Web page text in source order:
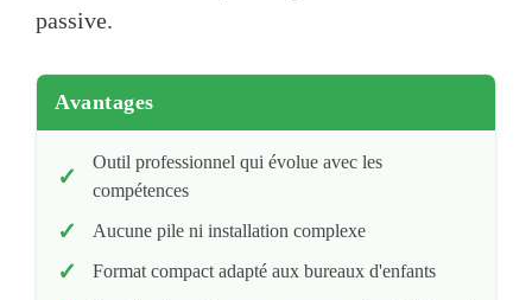
passive.
Avantages
Outil professionnel qui évolue avec les
compétences
Aucune pile ni installation complexe
Format compact adapté aux bureaux d'enfants